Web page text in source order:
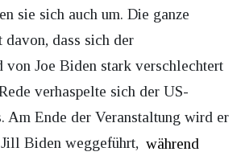
sie sich auch um. Die ganze
davon, dass sich der
von Joe Biden stark verschlechtert
verhaspelte sich der US-
Am Ende der Veranstaltung wird er
Biden weggeführt, während